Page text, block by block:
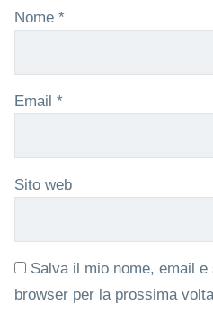
Nome *
Email *
Sito web
Salva il mio nome, email
browser per la prossima